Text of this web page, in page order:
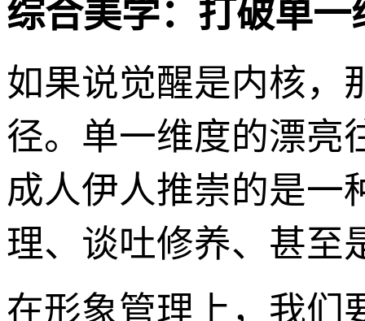
综合美学：打破单
如果说觉醒是内核，
径。单一维度的漂亮
成人伊人推崇的是一
理、谈吐修养、甚至
在形象管理上，我们